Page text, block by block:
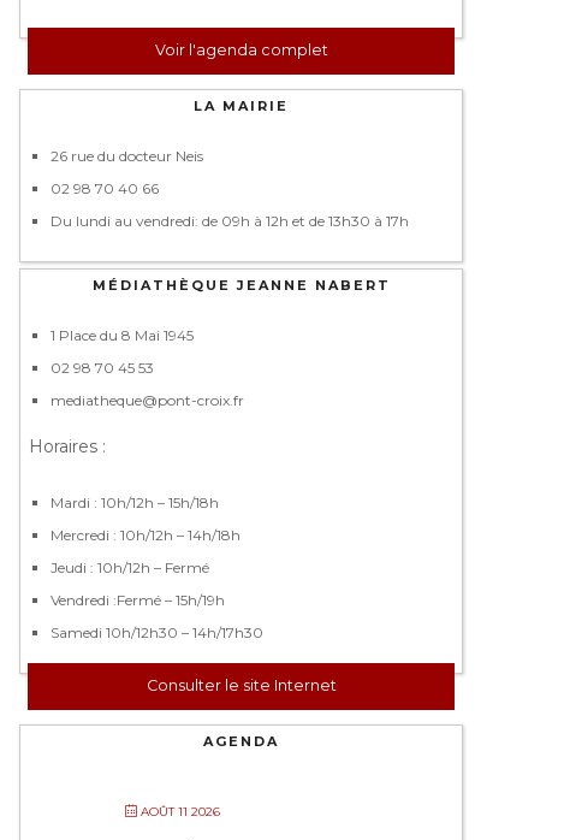
Voir l'agenda complet
LA MAIRIE
26 rue du docteur Neis
02 98 70 40 66
Du lundi au vendredi: de 09h à 12h et de 13h30 à 17h
MÉDIATHÈQUE JEANNE NABERT
1 Place du 8 Mai 1945
02 98 70 45 53
mediatheque@pont-croix.fr
Horaires :
Mardi : 10h/12h – 15h/18h
Mercredi : 10h/12h – 14h/18h
Jeudi : 10h/12h – Fermé
Vendredi :Fermé – 15h/19h
Samedi 10h/12h30 – 14h/17h30
Consulter le site Internet
AGENDA
AOÛT 11 2026